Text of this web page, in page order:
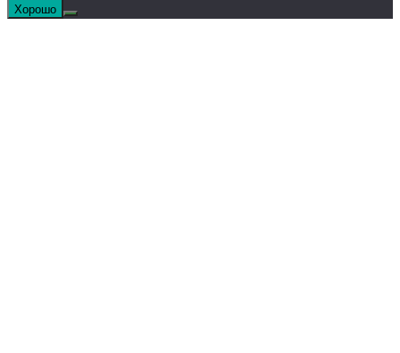
Хорошо